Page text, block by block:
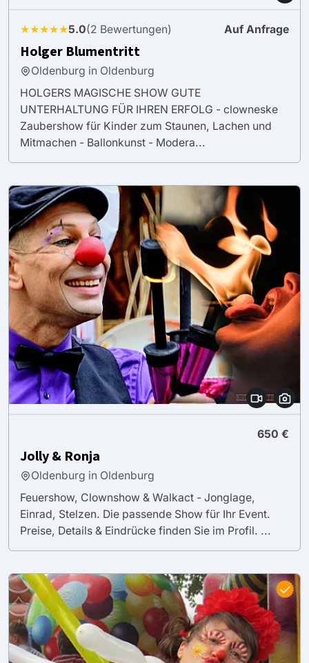
★★★★★5.0(2 Bewertungen) Auf Anfrage
Holger Blumentritt
Oldenburg in Oldenburg
HOLGERS MAGISCHE SHOW GUTE
UNTERHALTUNG FÜR IHREN ERFOLG - clowneske
Zaubershow für Kinder zum Staunen, Lachen und
Mitmachen - Ballonkunst - Modera...
650 €
Jolly & Ronja
Oldenburg in Oldenburg
Feuershow, Clownshow & Walkact - Jonglage,
Einrad, Stelzen. Die passende Show für Ihr Event.
Preise, Details & Eindrücke finden Sie im Profil. ...